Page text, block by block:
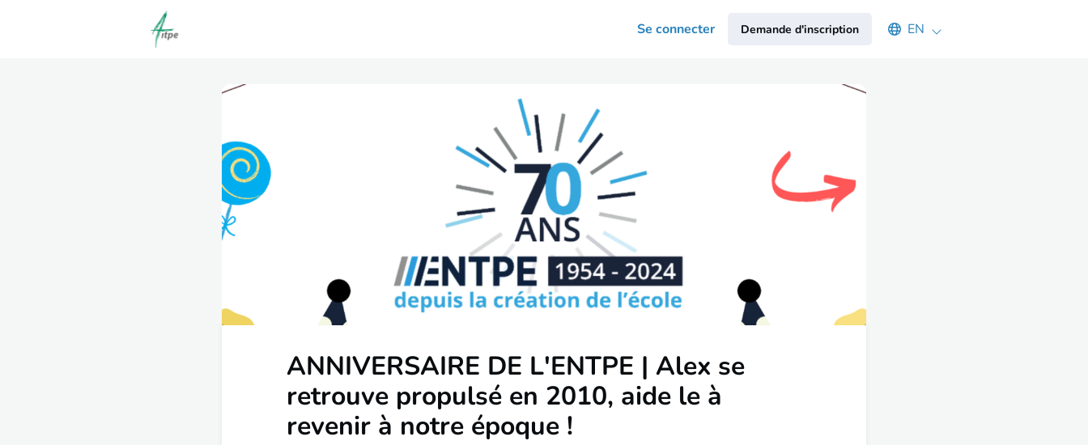
Offres d'emploi dépôt/consultation
Clubs | Promos
Se connecter Demande d'inscription Select an available language
EN
ANNIVERSAIRE DE L'ENTPE | Alex se
retrouve propulsé en 2010, aide le à
revenir à notre époque !